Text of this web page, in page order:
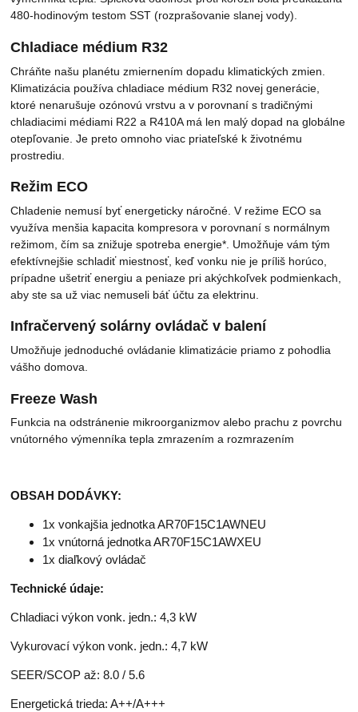
480-hodinovým testom SST (rozprašovanie slanej vody).
Chladiace médium R32
Chráňte našu planétu zmiernením dopadu klimatických zmien.
Klimatizácia používa chladiace médium R32 novej generácie,
ktoré nenarušuje ozónovú vrstvu a v porovnaní s tradičnými
chladiacimi médiami R22 a R410A má len malý dopad na globálne
otepľovanie. Je preto omnoho viac priateľské k životnému
prostrediu.
Režim ECO
Chladenie nemusí byť energeticky náročné. V režime ECO sa
využíva menšia kapacita kompresora v porovnaní s normálnym
režimom, čím sa znižuje spotreba energie*. Umožňuje vám tým
efektívnejšie schladiť miestnosť, keď vonku nie je príliš horúco,
prípadne ušetriť energiu a peniaze pri akýchkoľvek podmienkach,
aby ste sa už viac nemuseli báť účtu za elektrinu.
Infračervený solárny ovládač v balení
Umožňuje jednoduché ovládanie klimatizácie priamo z pohodlia
vášho domova.
Freeze Wash
Funkcia na odstránenie mikroorganizmov alebo prachu z povrchu
vnútorného výmenníka tepla zmrazením a rozmrazením
OBSAH DODÁVKY:
1x vonkajšia jednotka AR70F15C1AWNEU
1x vnútorná jednotka AR70F15C1AWXEU
1x diaľkový ovládač
Technické údaje:
Chladiaci výkon vonk. jedn.: 4,3 kW
Vykurovací výkon vonk. jedn.: 4,7 kW
SEER/SCOP až: 8.0 / 5.6
Energetická trieda: A++/A+++